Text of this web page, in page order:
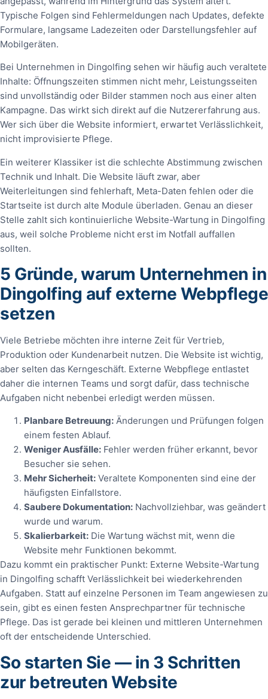
Typische Folgen sind Fehlermeldungen nach Updates, defekte
Formulare, langsame Ladezeiten oder Darstellungsfehler auf
Mobilgeräten.
Bei Unternehmen in Dingolfing sehen wir häufig auch veraltete
Inhalte: Öffnungszeiten stimmen nicht mehr, Leistungsseiten
sind unvollständig oder Bilder stammen noch aus einer alten
Kampagne. Das wirkt sich direkt auf die Nutzererfahrung aus.
Wer sich über die Website informiert, erwartet Verlässlichkeit,
nicht improvisierte Pflege.
Ein weiterer Klassiker ist die schlechte Abstimmung zwischen
Technik und Inhalt. Die Website läuft zwar, aber
Weiterleitungen sind fehlerhaft, Meta-Daten fehlen oder die
Startseite ist durch alte Module überladen. Genau an dieser
Stelle zahlt sich kontinuierliche Website-Wartung in Dingolfing
aus, weil solche Probleme nicht erst im Notfall auffallen
sollten.
5 Gründe, warum Unternehmen in
Dingolfing auf externe Webpflege
setzen
Viele Betriebe möchten ihre interne Zeit für Vertrieb,
Produktion oder Kundenarbeit nutzen. Die Website ist wichtig,
aber selten das Kerngeschäft. Externe Webpflege entlastet
daher die internen Teams und sorgt dafür, dass technische
Aufgaben nicht nebenbei erledigt werden müssen.
Planbare Betreuung: Änderungen und Prüfungen folgen
einem festen Ablauf.
Weniger Ausfälle: Fehler werden früher erkannt, bevor
Besucher sie sehen.
Mehr Sicherheit: Veraltete Komponenten sind eine der
häufigsten Einfallstore.
Saubere Dokumentation: Nachvollziehbar, was geändert
wurde und warum.
Skalierbarkeit: Die Wartung wächst mit, wenn die
Website mehr Funktionen bekommt.
Dazu kommt ein praktischer Punkt: Externe Website-Wartung
in Dingolfing schafft Verlässlichkeit bei wiederkehrenden
Aufgaben. Statt auf einzelne Personen im Team angewiesen zu
sein, gibt es einen festen Ansprechpartner für technische
Pflege. Das ist gerade bei kleinen und mittleren Unternehmen
oft der entscheidende Unterschied.
So starten Sie — in 3 Schritten
zur betreuten Website